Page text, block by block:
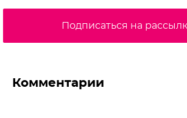
Подписаться на
Комментарии